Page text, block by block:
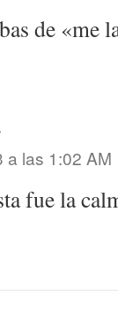
de «me
a las 1:02 AM
fue la